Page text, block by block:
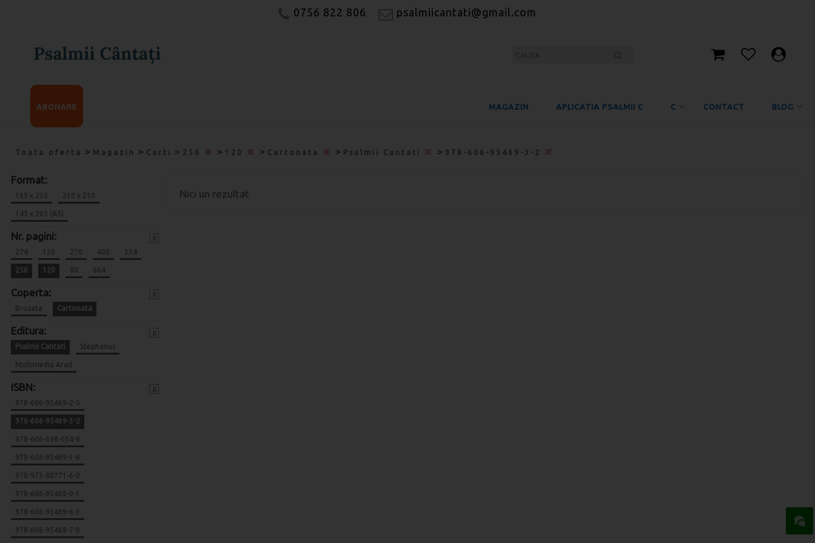
0756 822 806 psalmiicantati@gmail.com
MAGAZIN APLICATIA PSALMII C C CONTACT BLOG
ABONARE
Toata oferta > Magazin > Carti > 256 > 120 > Cartonata > Psalmii Cantati > 978-606-95469-3-2
Format:
165 x 235 210 x 210
145 x 205 (A5)
Nr. pagini:
274 120 270 400 334
256 120 80 664
Coperta:
Brosata Cartonata
Editura:
Psalmii Cantati Stephanus
Multimedia Arad
ISBN:
978-606-95469-2-5
978-606-95469-3-2
978-606-698-054-8
978-606-95469-1-8
978-973-88771-6-0
978-606-95469-0-1
978-606-95469-6-3
978-606-95469-7-0
Nici un rezultat